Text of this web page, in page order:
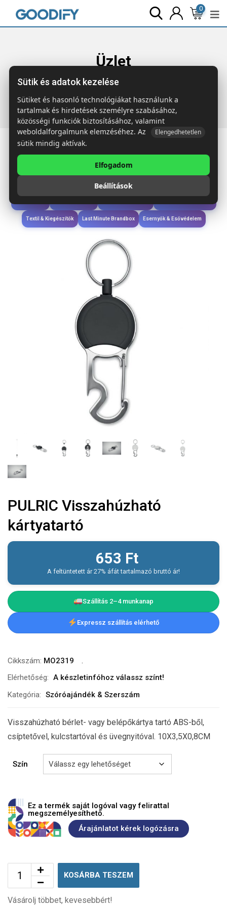
0
Üzlet
Főoldal Termékek Szóróajándék & Szerszám
Visszahúzható kártyatartó
Étkezés & Ivás
Wellness & Ápolás
Textil & Kiegészítők Last Minute Brandbox Esernyők & Esővédelem
PULRIC Visszahúzható
kártyatartó
653 Ft
A feltüntetett ár 27% áfát tartalmazó bruttó ár!
Szállítás 2–4 munkanap
Expressz szállítás elérhető
Cikkszám: MO2319
Elérhetőség: A készletinfóhoz válassz színt!
Kategória: Szóróajándék & Szerszám
Visszahúzható bérlet- vagy belépőkártya tartó ABS-ből,
csíptetővel, kulcstartóval és üvegnyitóval. 10X3,5X0,8CM
Szín
Ez a termék saját logóval vagy felirattal
megszemélyesíthető.
Árajánlatot kérek logózásra
KOSÁRBA TESZEM
Vásárolj többet, kevesebbért!
Sütik és adatok kezelése
Sütiket és hasonló technológiákat használunk a
tartalmak és hirdetések személyre szabásához,
közösségi funkciók biztosításához, valamint
weboldalforgalmunk elemzéséhez. Az
Elengedhetetlen
sütik mindig aktívak.
Elfogadom
Beállítások